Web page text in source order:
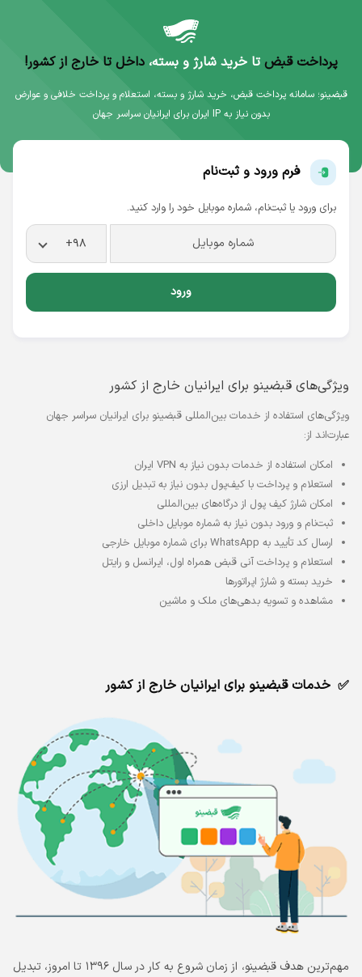
پرداخت قبضتا خرید شارژ و بسته، داخل تا خارج از کشور!
قبضینو؛ سامانه پرداخت قبض، خرید شارژ و بسته، استعلام و پرداخت خلافی و عوارض
بدون نیاز به IP ایران برای ایرانیان سراسر جهان
فرم ورود و ثبت‌نام
برای ورود یا ثبت‌نام، شماره موبایل خود را وارد کنید.
+98
ورود
ویژگی‌های قبضینو برای ایرانیان خارج از کشور
ویژگی‌های استفاده از خدمات بین‌المللی قبضینو برای ایرانیان سراسر جهان
عبارت‌اند از:
امکان استفاده از خدمات بدون نیاز به VPN ایران
استعلام و پرداخت با کیف‌پول بدون نیاز به تبدیل ارزی
امکان شارژ کیف پول از درگاه‌های بین‌المللی
ثبت‌نام و ورود بدون نیاز به شماره موبایل داخلی
ارسال کد تأیید به WhatsApp برای شماره موبایل خارجی
استعلام و پرداخت آنی قبض همراه اول، ایرانسل و رایتل
خرید بسته و شارژ اپراتورها
مشاهده و تسویه بدهی‌های ملک و ماشین
خدمات قبضینو برای ایرانیان خارج از کشور
مهم‌ترین هدف قبضینو، از زمان شروع به کار در سال ۱۳۹۶ تا امروز، تبدیل